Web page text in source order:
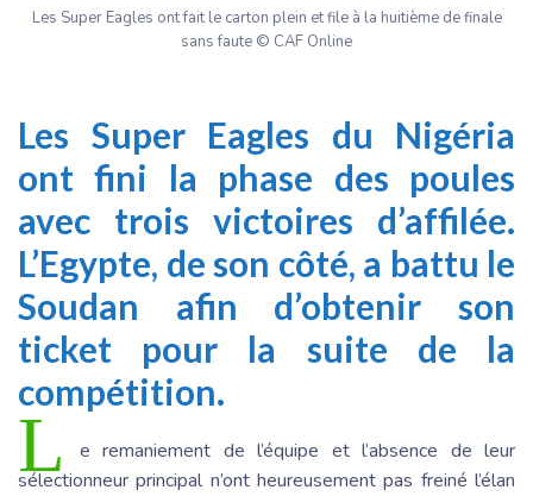
Les Super Eagles ont fait le carton plein et file à la huitième de finale
sans faute © CAF Online
Les Super Eagles du Nigéria
ont fini la phase des poules
avec trois victoires d’affilée.
L’Egypte, de son côté, a battu le
Soudan afin d’obtenir son
ticket pour la suite de la
compétition.
L
e remaniement de l’équipe et l’absence de leur
sélectionneur principal n’ont heureusement pas freiné l’élan